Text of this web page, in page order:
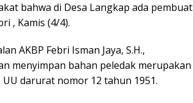
bahwa di Desa Langkap ada pembuat
, Kamis (4/4).
AKBP Febri Isman Jaya, S.H.,
menyimpan bahan peledak merupakan
darurat nomor 12 tahun 1951.